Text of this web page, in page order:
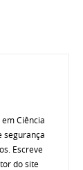
Ciência
segurança
Escreve
do site